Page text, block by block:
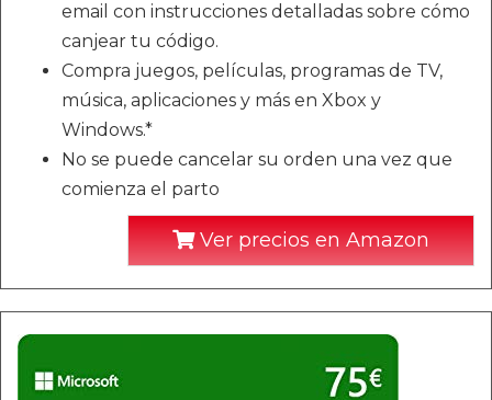
email con instrucciones detalladas sobre cómo
canjear tu código.
Compra juegos, películas, programas de TV,
música, aplicaciones y más en Xbox y
Windows.*
No se puede cancelar su orden una vez que
comienza el parto
Ver precios en Amazon